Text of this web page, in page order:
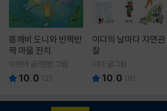
똥깨비 도니와 반짝반
짝 마을 잔치
이현아 글/핸짱 그림
10.0 ( 2)
이다의 날마다 자연관
찰
이다 글그림
10.0 (9)